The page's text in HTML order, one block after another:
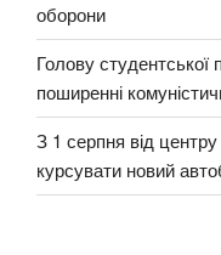
оборони
Голову студентської
поширенні
З 1 серпня від
курсувати новий